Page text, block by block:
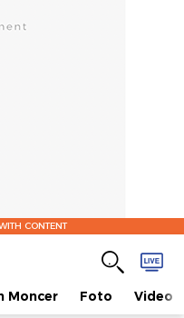
CONTENT
Moncer Foto Video